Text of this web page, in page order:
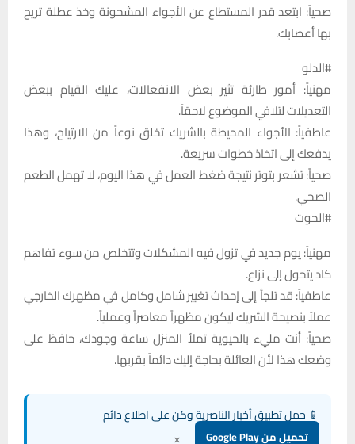
صحياً: ابتعد قدر المستطاع عن الأجواء المشحونة وخذ عطلة تريح
بها أعصابك.
#الدلو
مهنياً: أمور طارئة تثير بعض الانفعالات، عليك القيام ببعض
التعديلات لتلافي الموضوع لاحقاً.
عاطفياً: الأجواء المحيطة بالشريك تخلق نوعاً من الارتياح، وهذا
يدفعك إلى اتخاذ خطوات سريعة.
صحياً: تشعر بتوتر نتيجة ضغط العمل في هذا اليوم، لا تهمل الطعم
الصحي.
#الحوت
مهنياً: يوم جديد في تزول فيه المشكلات وتتخلص من سوء تفاهم
كاد يتحول إلى نزاع.
عاطفياً: قد تلجأ إلى إحداث تغيير شامل وكامل في مظهرك الخارجي
عملاً بنصيحة الشريك ليكون مظهراً معاصراً وعملياً.
صحياً: أنت مليء بالحيوية تملأ المنزل ساعة وجودك، حافظ على
وضعك هذا لأن العائلة بحاجة إليك دائماً بقربها.
📱 حمل تطبيق أخبار الناصرية وكن على اطلاع دائم
تحميل من Google Play ×